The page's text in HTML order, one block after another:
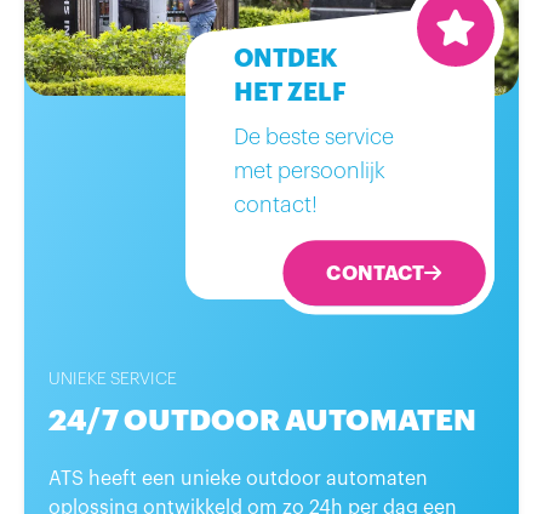
ONTDEK
HET ZELF
De beste service
met persoonlijk
contact!
CONTACT
UNIEKE SERVICE
24/7 OUTDOOR AUTOMATEN
ATS heeft een unieke outdoor automaten
oplossing ontwikkeld om zo 24h per dag een